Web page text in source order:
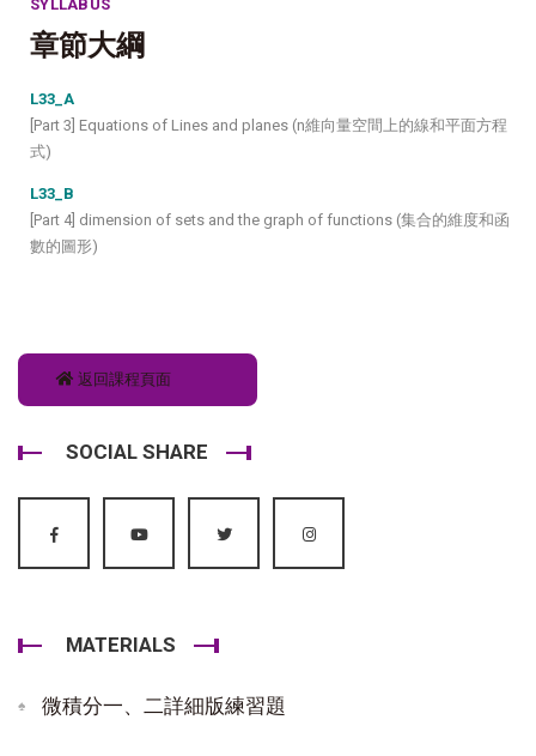
SYLLABUS
章節大綱
L33_A
[Part 3] Equations of Lines and planes (n維向量空間上的線和平面方程
式)
L33_B
[Part 4] dimension of sets and the graph of functions (集合的維度和函
數的圖形)
返回課程頁面
SOCIAL SHARE
MATERIALS
微積分一、二詳細版練習題